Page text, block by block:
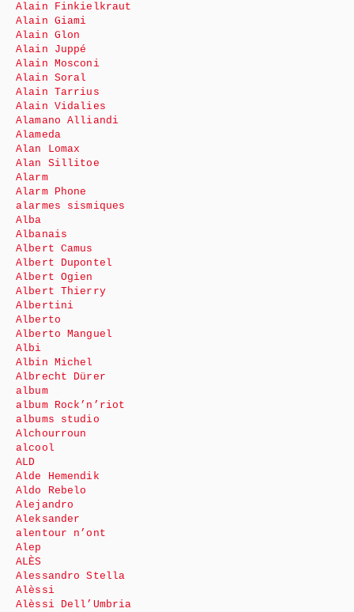
Alain Finkielkraut
Alain Giami
Alain Glon
Alain Juppé
Alain Mosconi
Alain Soral
Alain Tarrius
Alain Vidalies
Alamano Alliandi
Alameda
Alan Lomax
Alan Sillitoe
Alarm
Alarm Phone
alarmes sismiques
Alba
Albanais
Albert Camus
Albert Dupontel
Albert Ogien
Albert Thierry
Albertini
Alberto
Alberto Manguel
Albi
Albin Michel
Albrecht Dürer
album
album Rock’n’riot
albums studio
Alchourroun
alcool
ALD
Alde Hemendik
Aldo Rebelo
Alejandro
Aleksander
alentour n’ont
Alep
ALÈS
Alessandro Stella
Alèssi
Alèssi Dell’Umbria